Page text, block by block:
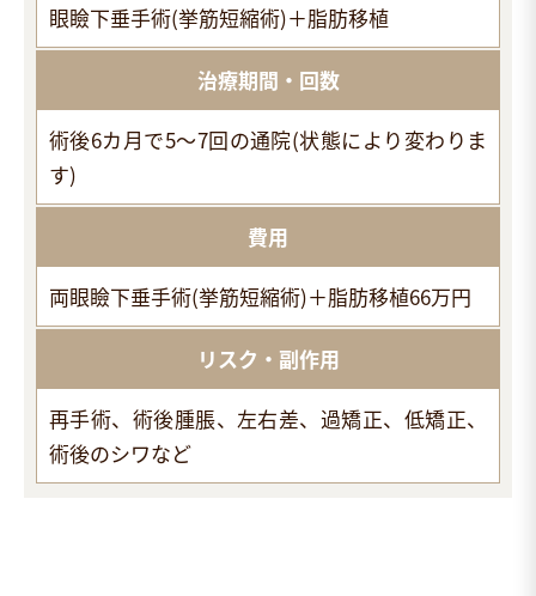
眼瞼下垂手術(挙筋短縮術)＋脂肪移植
治療期間・回数
術後6カ月で5～7回の通院(状態により変わりま
す)
費用
両眼瞼下垂手術(挙筋短縮術)＋脂肪移植66万円
リスク・副作用
再手術、術後腫脹、左右差、過矯正、低矯正、
術後のシワなど